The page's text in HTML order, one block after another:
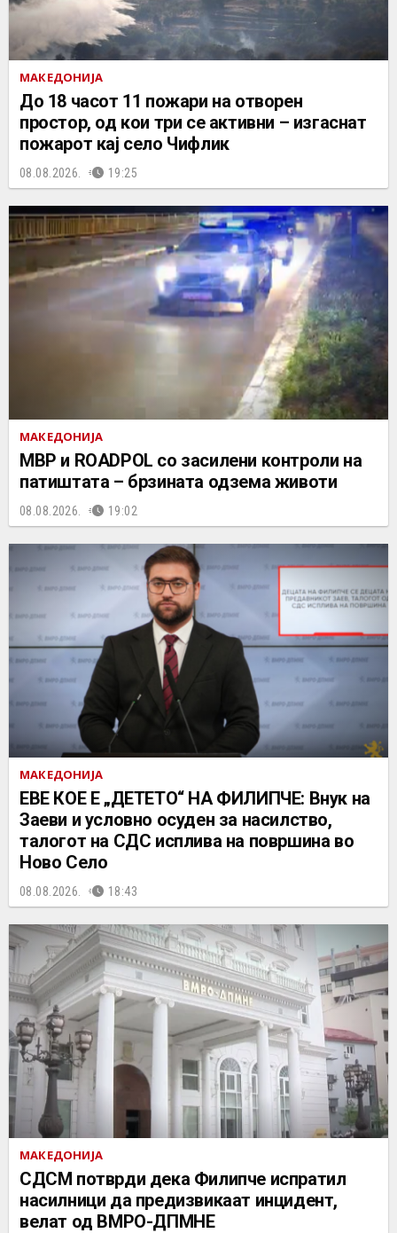
МАКЕДОНИЈА
До 18 часот 11 пожари на отворен
простор, од кои три се активни – изгаснат
пожарот кај село Чифлик
08.08.2026. 19:25
МАКЕДОНИЈА
МВР и ROADPOL со засилени контроли на
патиштата – брзината одзема животи
08.08.2026. 19:02
МАКЕДОНИЈА
ЕВЕ КОЕ Е „ДЕТЕТО“ НА ФИЛИПЧЕ: Внук на
Заеви и условно осуден за насилство,
талогот на СДС исплива на површина во
Ново Село
08.08.2026. 18:43
МАКЕДОНИЈА
СДСМ потврди дека Филипче испратил
насилници да предизвикаат инцидент,
велат од ВМРО-ДПМНЕ